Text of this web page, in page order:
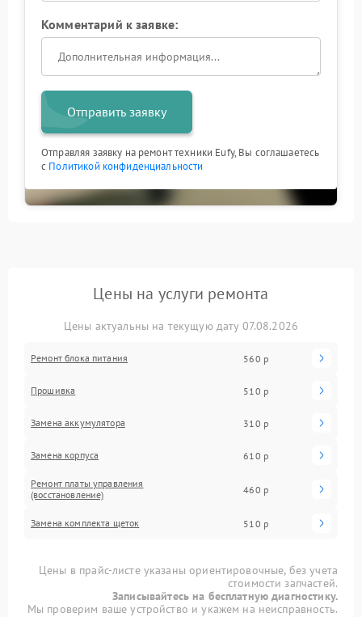
Комментарий к заявке:
Отправить заявку
Отправляя заявку на ремонт техники Eufy, Вы соглашаетесь
с Политикой конфиденциальности
Цены на услуги ремонта
Цены актуальны на текущую дату 07.08.2026
Ремонт блока питания 560 р
Прошивка 510 р
Замена аккумулятора 310 р
Замена корпуса 610 р
Ремонт платы управления
(восстановление)
460 р
Замена комплекта щеток 510 р
Цены в прайс-листе указаны ориентировочные, без учета
стоимости запчастей.
Записывайтесь на бесплатную диагностику.
Мы проверим ваше устройство и укажем на неисправность.